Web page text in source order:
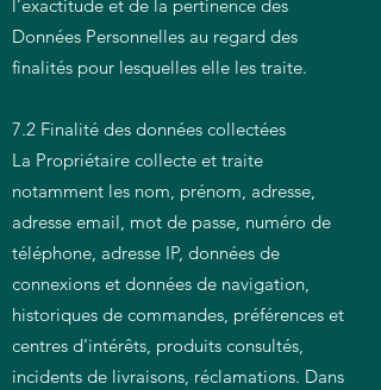
l’exactitude et de la pertinence des
Données Personnelles au regard des
finalités pour lesquelles elle les traite.
7.2 Finalité des données collectées
La Propriétaire collecte et traite
notamment les nom, prénom, adresse,
adresse email, mot de passe, numéro de
téléphone, adresse IP, données de
connexions et données de navigation,
historiques de commandes, préférences et
centres d'intérêts, produits consultés,
incidents de livraisons, réclamations. Dans